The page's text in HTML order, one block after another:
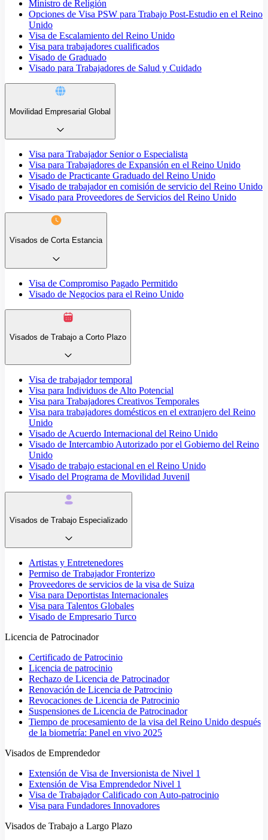
Ministro de Religión
Opciones de Visa PSW para Trabajo Post-Estudio en el Reino
Unido
Visa de Escalamiento del Reino Unido
Visa para trabajadores cualificados
Visado de Graduado
Visado para Trabajadores de Salud y Cuidado
Movilidad Empresarial Global
Visa para Trabajador Senior o Especialista
Visa para Trabajadores de Expansión en el Reino Unido
Visado de Practicante Graduado del Reino Unido
Visado de trabajador en comisión de servicio del Reino Unido
Visado para Proveedores de Servicios del Reino Unido
Visados de Corta Estancia
Visa de Compromiso Pagado Permitido
Visado de Negocios para el Reino Unido
Visados de Trabajo a Corto Plazo
Visa de trabajador temporal
Visa para Individuos de Alto Potencial
Visa para Trabajadores Creativos Temporales
Visa para trabajadores domésticos en el extranjero del Reino
Unido
Visado de Acuerdo Internacional del Reino Unido
Visado de Intercambio Autorizado por el Gobierno del Reino
Unido
Visado de trabajo estacional en el Reino Unido
Visado del Programa de Movilidad Juvenil
Visados de Trabajo Especializado
Artistas y Entretenedores
Permiso de Trabajador Fronterizo
Proveedores de servicios de la visa de Suiza
Visa para Deportistas Internacionales
Visa para Talentos Globales
Visado de Empresario Turco
Licencia de Patrocinador
Certificado de Patrocinio
Licencia de patrocinio
Rechazo de Licencia de Patrocinador
Renovación de Licencia de Patrocinio
Revocaciones de Licencia de Patrocinio
Suspensiones de Licencia de Patrocinador
Tiempo de procesamiento de la visa del Reino Unido después
de la biometría: Panel en vivo 2025
Visados de Emprendedor
Extensión de Visa de Inversionista de Nivel 1
Extensión de Visa Emprendedor Nivel 1
Visa de Trabajador Calificado con Auto-patrocinio
Visa para Fundadores Innovadores
Visados de Trabajo a Largo Plazo